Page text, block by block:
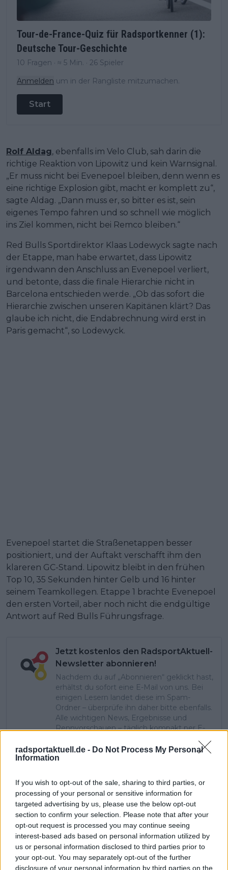
radsportaktuell.de - Do Not Process My Personal
Information
If you wish to opt-out of the sale, sharing to third parties, or
processing of your personal or sensitive information for
targeted advertising by us, please use the below opt-out
section to confirm your selection. Please note that after your
opt-out request is processed you may continue seeing
interest-based ads based on personal information utilized by
us or personal information disclosed to third parties prior to
your opt-out. You may separately opt-out of the further
disclosure of your personal information by third parties on the
Tour-de-France-Quiz für Radsportkenner (1):
Deutsche Tour-Geschichte
10 Fragen · ≈ 5 Min. · 26 Spieler
Anmelden um in der Rangliste mitzumachen.
Start
Rolf Aldag, ebenfalls im Velo Club, sah darin die
richtige Reaktion von Lipowitz und kein Warnsignal.
„Er muss nicht bei Evenepoel bleiben, denn wenn es
eine richtige Explosion gibt, macht er komplett zu“,
sagte Aldag. „Dann muss er, so bitter es ist, sein
eigenes Tempo fahren und so schnell wie möglich
ins Ziel kommen, nicht bei Remco bleiben.“
Red Bulls Sportdirektor Klaas Lodewyck sagte nach
der Etappe, man habe erwartet, dass Lipowitz
irgendwann den Anschluss an Evenepoel verliert,
und betonte, dass die finale Hierarchie nicht in
Barcelona entschieden werde. „Ob das sofort die
Hierarchie zwischen unseren Kapitänen klärt? Das
glaube ich nicht, die Endabrechnung wird erst in
Paris gemacht“, so Lodewyck.
Evenepoel startet die Straßenetappen besser
positioniert, und der Auftakt verschafft ihm den
klareren GC-Stand. Lipowitz bleibt in den frühen
Top 10, 35 Sekunden hinter Gelb und 16 hinter
seinem Teamkollegen. Etappe 1 brachte Evenepoel
den ersten Vorteil, aber noch nicht die endgültige
Antwort auf Red Bulls Führungsfrage.
Jetzt kostenlos den RadsportAktuell-
Newsletter abonnieren!
Nachdem du auf „Abonnieren“ geklickt hast,
erhältst du sofort eine E-Mail von uns. Bei
einigen Lesern landet diese im Spam-
Ordner – überprüfe ihn daher bitte ebenfalls.
Alle wichtigen News, Ergebnisse und
Rennvorschauen – täglich kompakt per E-
Abonnieren
Pascal Michiels
SEO-Manager, Sportjournalist und Editor-in-chief
In meiner Nachbarschaft wuchs man mit der Tour de
France auf. Sie war überall – es waren die letzten großen
Jahre von Eddy Merckx. Wir waren Kinder, trugen Trikots